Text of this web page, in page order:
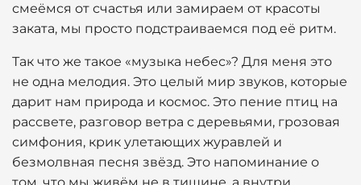
смеёмся от счастья или замираем от красоты
заката, мы просто подстраиваемся под её ритм.
Так что же такое «музыка небес»? Для меня это
не одна мелодия. Это целый мир звуков, которые
дарит нам природа и космос. Это пение птиц на
рассвете, разговор ветра с деревьями, грозовая
симфония, крик улетающих журавлей и
безмолвная песня звёзд. Это напоминание о